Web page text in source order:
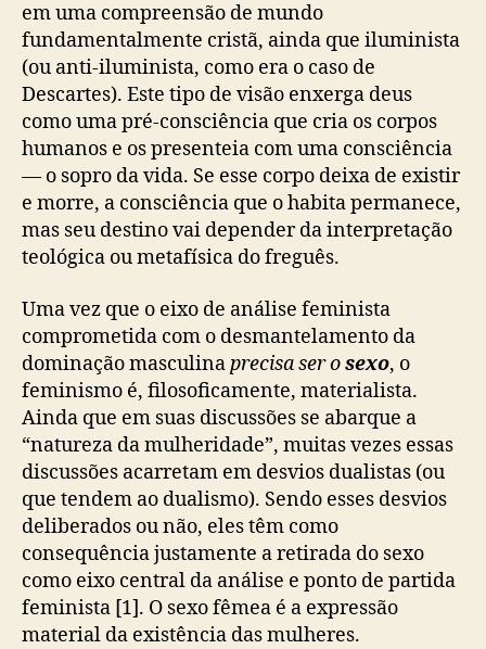
em uma compreensão de mundo
fundamentalmente cristã, ainda que iluminista
(ou anti-iluminista, como era o caso de
Descartes). Este tipo de visão enxerga deus
como uma pré-consciência que cria os corpos
humanos e os presenteia com uma consciência
— o sopro da vida. Se esse corpo deixa de existir
e morre, a consciência que o habita permanece,
mas seu destino vai depender da interpretação
teológica ou metafísica do freguês.
Uma vez que o eixo de análise feminista
comprometida com o desmantelamento da
dominação masculinaprecisa ser osexo, o
feminismo é, filosoficamente, materialista.
Ainda que em suas discussões se abarque a
“natureza da mulheridade”, muitas vezes essas
discussões acarretam em desvios dualistas (ou
que tendem ao dualismo). Sendo esses desvios
deliberados ou não, eles têm como
consequência justamente a retirada do sexo
como eixo central da análise e ponto de partida
feminista [1]. O sexo fêmea é a expressão
material da existência das mulheres.